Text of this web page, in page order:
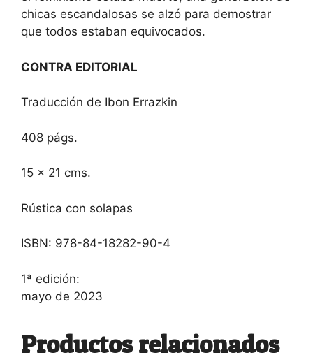
chicas escandalosas se alzó para demostrar
que todos estaban equivocados.
CONTRA EDITORIAL
Traducción de Ibon Errazkin
408 págs.
15 × 21 cms.
Rústica con solapas
ISBN: 978-84-18282-90-4
1ª edición:
mayo de 2023
Productos relacionados